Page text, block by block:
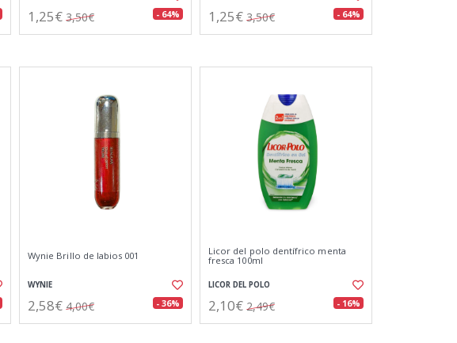
1,25€ 3,50€ - 64% 1,25€ 3,50€ - 64%
Wynie Brillo de labios 001
WYNIE
2,58€ 4,00€ - 36%
Licor del polo dentífrico menta
fresca 100ml
LICOR DEL POLO
2,10€ 2,49€ - 16%